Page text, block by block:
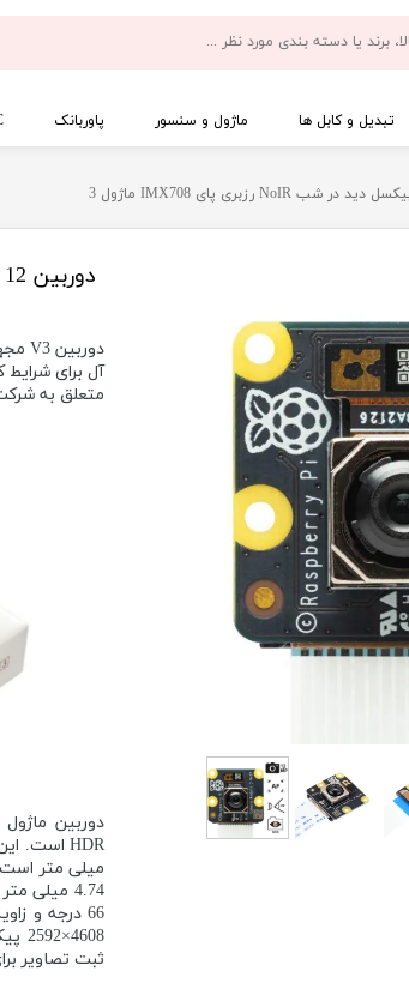
تبدیل و کابل ها ماژول و سنسور پاوربانک
دوربین 12 مگاپیکسل دید در شب NoIR رزبری پای IMX708 ماژول 3
آل برای
متعلق به
ثبت تصاویر